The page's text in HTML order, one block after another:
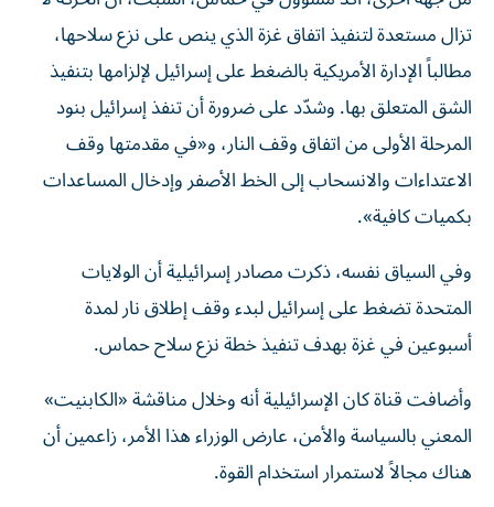
تزال مستعدة لتنفيذ اتفاق غزة الذي ينص على نزع سلاحها،
مطالباً الإدارة الأمريكية بالضغط على إسرائيل لإلزامها بتنفيذ
الشق المتعلق بها. وشدّد على ضرورة أن تنفذ إسرائيل بنود
المرحلة الأولى من اتفاق وقف النار، و«في مقدمتها وقف
الاعتداءات والانسحاب إلى الخط الأصفر وإدخال المساعدات
بكميات كافية».
وفي السياق نفسه، ذكرت مصادر إسرائيلية أن الولايات
المتحدة تضغط على إسرائيل لبدء وقف إطلاق نار لمدة
أسبوعين في غزة بهدف تنفيذ خطة نزع سلاح حماس.
وأضافت قناة كان الإسرائيلية أنه وخلال مناقشة «الكابنيت»
المعني بالسياسة والأمن، عارض الوزراء هذا الأمر، زاعمين أن
هناك مجالاً لاستمرار استخدام القوة.